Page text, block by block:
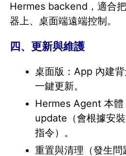
Hermes backend，適合
器上、桌面端遠端控制。
四、更新與維護
桌面版：App 內建背
一鍵更新。
Hermes Agent 本
update（會根據安
指令）。
重置與清理（發生問